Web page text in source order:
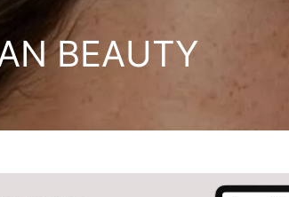
BEAUTY